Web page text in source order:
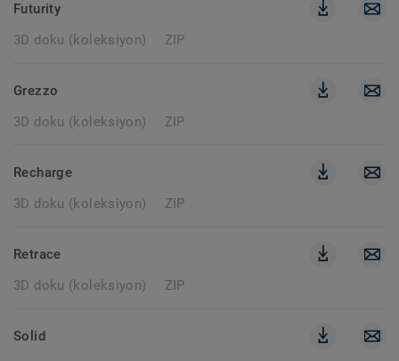
Futurity
3D doku (koleksiyon)
ZIP
Grezzo
3D doku (koleksiyon)
ZIP
Recharge
3D doku (koleksiyon)
ZIP
Retrace
3D doku (koleksiyon)
ZIP
Solid